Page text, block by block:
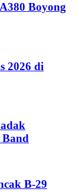
Boyong
2026 di
Band
B-29